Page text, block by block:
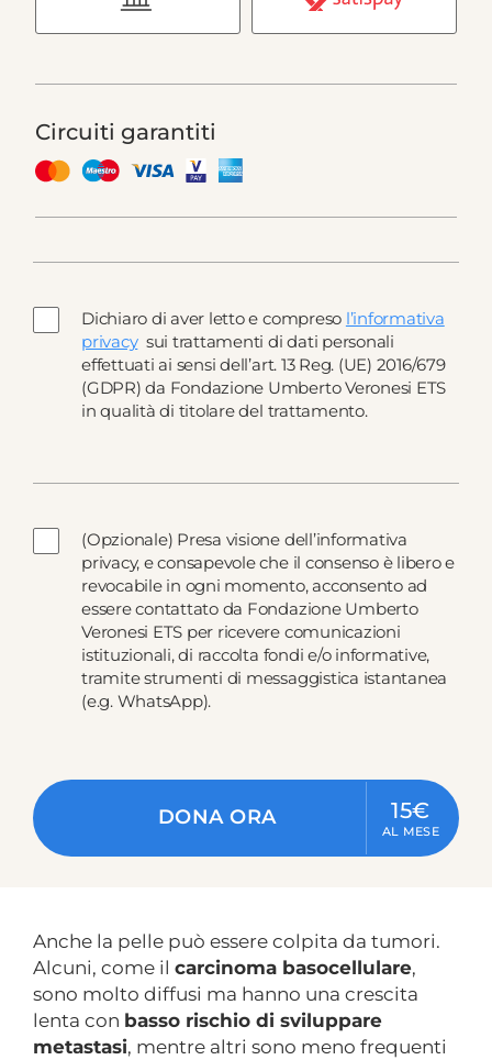
Anche la pelle può essere colpita da tumori.
Alcuni, come il carcinoma basocellulare,
sono molto diffusi ma hanno una crescita
lenta con basso rischio di sviluppare
metastasi, mentre altri sono meno frequenti
Circuiti garantiti
Dichiaro di aver letto e compreso l’informativa
privacysui trattamenti di dati personali
effettuati ai sensi dell’art. 13 Reg. (UE) 2016/679
(GDPR) da Fondazione Umberto Veronesi ETS
in qualità di titolare del trattamento.
(Opzionale) Presa visione dell’informativa
privacy, e consapevole che il consenso è libero e
revocabile in ogni momento, acconsento ad
essere contattato da Fondazione Umberto
Veronesi ETS per ricevere comunicazioni
istituzionali, di raccolta fondi e/o informative,
tramite strumenti di messaggistica istantanea
(e.g. WhatsApp).
DONA ORA 15€
AL MESE